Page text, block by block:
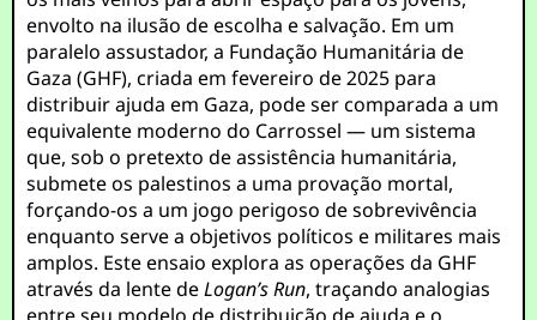
envolto na ilusão de escolha e salvação. Em um
paralelo assustador, a Fundação Humanitária de
Gaza (GHF), criada em fevereiro de 2025 para
distribuir ajuda em Gaza, pode ser comparada a um
equivalente moderno do Carrossel — um sistema
que, sob o pretexto de assistência humanitária,
submete os palestinos a uma provação mortal,
forçando-os a um jogo perigoso de sobrevivência
enquanto serve a objetivos políticos e militares mais
amplos. Este ensaio explora as operações da GHF
através da lente deLogan’s Run, traçando analogias